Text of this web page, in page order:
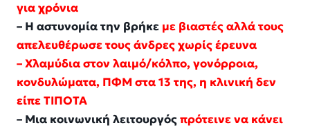
για χρόνια
– Η αστυνομία την βρήκε με βιαστές αλλά τους
απελευθέρωσε τους άνδρες χωρίς έρευνα
– Χλαμύδια στον λαιμό/κόλπο, γονόρροια,
κονδυλώματα, ΠΦΜ στα 13 της, η κλινική δεν
είπε ΤΙΠΟΤΑ
– Μια κοινωνική λειτουργόςπρότεινε να κάνει